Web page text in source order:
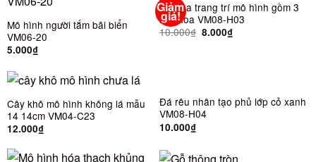
Mô hình người tắm bãi biển
VM06-20
5.000₫
Giảm
giá!
Túi hoa trang trí mô hình gồm 3
loại hoa VM08-H03
10.000₫ 8.000₫
Cây khô mô hình không lá mẫu
14 14cm VM04-C23
12.000₫
Đá rêu nhân tạo phủ lớp cỏ xanh
VM08-H04
10.000₫